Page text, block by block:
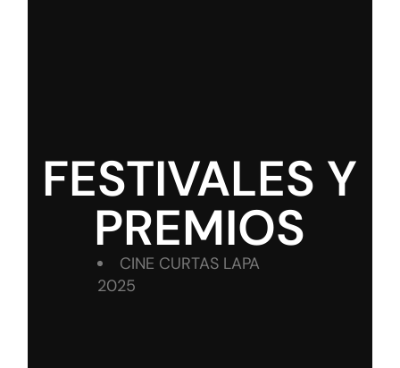
FESTIVALES Y
PREMIOS
CINE CURTAS LAPA
2025